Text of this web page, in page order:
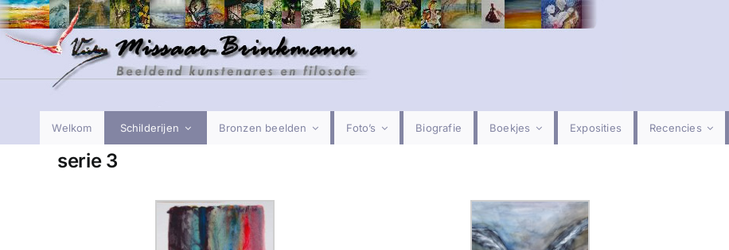
Ga
naar
inhoud
Welkom Schilderijen Bronzen beelden Foto’s Biografie Boekjes Exposities Recencies
serie 3